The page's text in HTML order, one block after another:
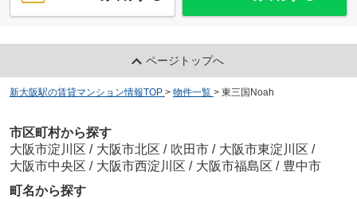
ページトップへ
新大阪駅の賃貸マンション情報TOP > 物件一覧 > 東三国Noah
市区町村から探す
大阪市淀川区 / 大阪市北区 / 吹田市 / 大阪市東淀川区 /
大阪市中央区 / 大阪市西淀川区 / 大阪市福島区 / 豊中市
町名から探す